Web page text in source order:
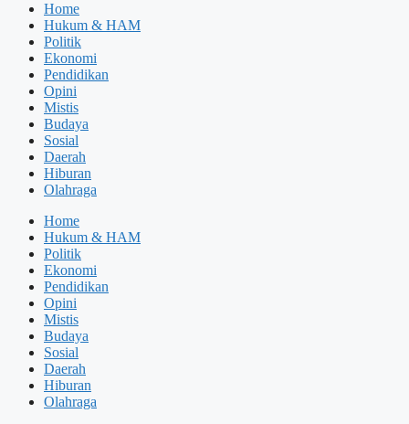
Home
Hukum & HAM
Politik
Ekonomi
Pendidikan
Opini
Mistis
Budaya
Sosial
Daerah
Hiburan
Olahraga
Home
Hukum & HAM
Politik
Ekonomi
Pendidikan
Opini
Mistis
Budaya
Sosial
Daerah
Hiburan
Olahraga